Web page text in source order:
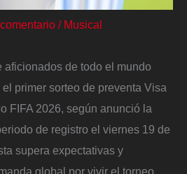
/ Musical
aficionados de todo el mundo
primer sorteo de preventa Visa
FIFA 2026, según anunció la
de registro el viernes 19 de
supera expectativas y
global por vivir el torneo